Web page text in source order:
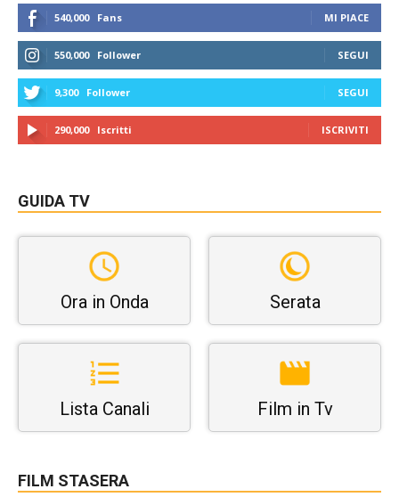
540,000 Fans MI PIACE
550,000 Follower SEGUI
9,300 Follower SEGUI
290,000 Iscritti ISCRIVITI
GUIDA TV
Ora in Onda Serata
Lista Canali Film in Tv
FILM STASERA